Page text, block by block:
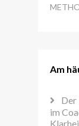
Am
Der
im